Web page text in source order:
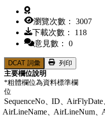
瀏覽次數： 3007
下載次數： 118
意見數： 0
DCAT 詞彙
列印
主要欄位說明
*粗體欄位為資料標準欄
位
SequenceNo、ID、AirFlyDate
AirLineName、AirLineNum、